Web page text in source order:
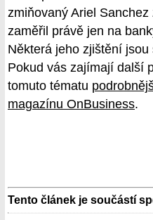
zmiňovaný Ariel
zaměřil právě jen na
Některá jeho zjištění jsou
Pokud vás zajímají další
tomuto tématu
magazínu OnBusiness.
Tento článek je součástí